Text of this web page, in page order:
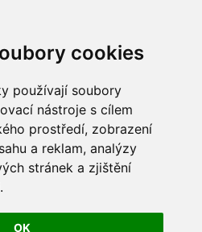
cookies
používají soubory
nástroje s cílem
prostředí, zobrazení
a reklam, analýzy
stránek a zjištění
OK